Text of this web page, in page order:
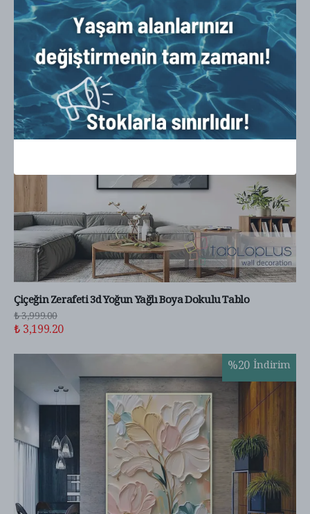
%20 İndirim
Çiçeğin Zerafeti 3d Yoğun Yağlı Boya Dokulu Tablo
₺ 3,999.00
₺ 3,199.20
%20 İndirim